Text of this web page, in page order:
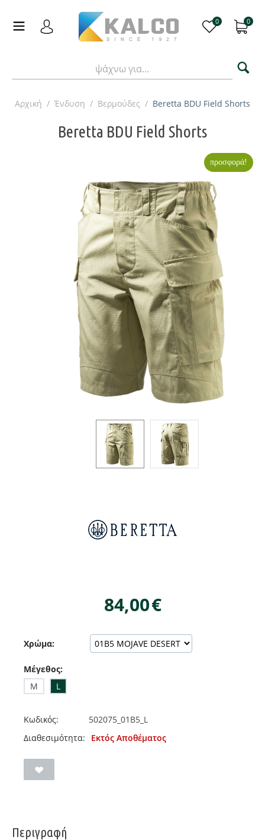
0 0
Αρχική / Ένδυση / Βερμούδες / Beretta BDU Field Shorts
Beretta BDU Field Shorts
προσφορά!
84,00€
Χρώμα:
Μέγεθος:
M
L
Κωδικός:
502075_01B5_L
Διαθεσιμότητα:
Εκτός Αποθέματος
Περιγραφή